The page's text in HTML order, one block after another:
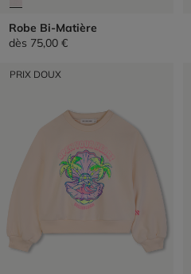
Robe Bi-Matière
dès 75,00 €
PRIX DOUX